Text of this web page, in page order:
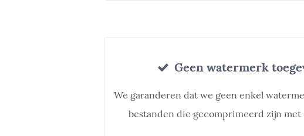
Geen watermerk
We garanderen dat we geen enkel
bestanden die gecomprimeerd zijn met